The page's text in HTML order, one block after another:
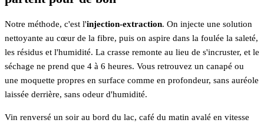
Notre méthode, c'est l'injection-extraction. On injecte une solution
nettoyante au cœur de la fibre, puis on aspire dans la foulée la saleté,
les résidus et l'humidité. La crasse remonte au lieu de s'incruster, et le
séchage ne prend que 4 à 6 heures. Vous retrouvez un canapé ou
une moquette propres en surface comme en profondeur, sans auréole
laissée derrière, sans odeur d'humidité.
Vin renversé un soir au bord du lac, café du matin avalé en vitesse